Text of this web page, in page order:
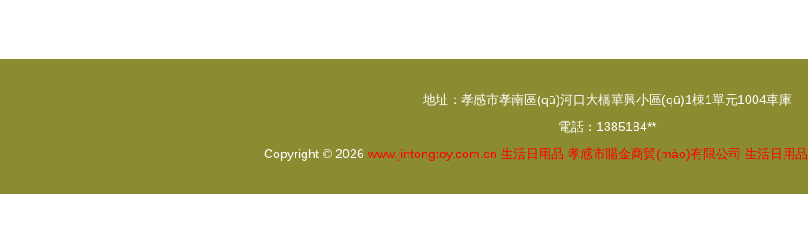
地址：孝感市孝南區(qū)河口大橋華興小區(qū)1棟1單元1004車庫
電話：1385184**
Copyright © 2026 www.jintongtoy.com.cn 生活日用品 孝感市賜金商貿(mào)有限公司 生活日用品